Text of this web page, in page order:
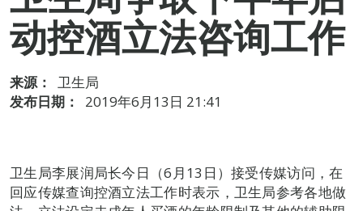
动控酒立法咨询工作
来源：
卫生局
发布日期：
2019年6月13日 21:41
卫生局李展润局长今日（6月13日）接受传媒访问，在
回应传媒查询控酒立法工作时表示，卫生局参考各地做